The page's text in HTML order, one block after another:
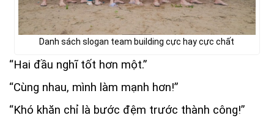
Danh sách slogan team building cực hay cực chất
“Hai đầu nghĩ tốt hơn một.”
“Cùng nhau, mình làm mạnh hơn!”
“Khó khăn chỉ là bước đệm trước thành công!”